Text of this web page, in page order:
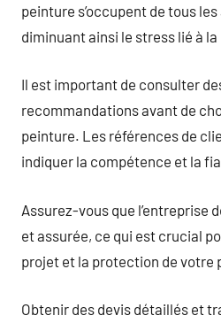
peinture s’occupent de tous
diminuant ainsi le stress lié à
Il est important de consulter
recommandations avant de
peinture. Les références de
indiquer la compétence et la
Assurez-vous que l’entreprise
et assurée, ce qui est crucial
projet et la protection de votre
Obtenir des devis détaillés et